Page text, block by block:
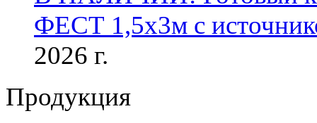
ФЕСТ 1,5х3м с
2026 г.
Продукция